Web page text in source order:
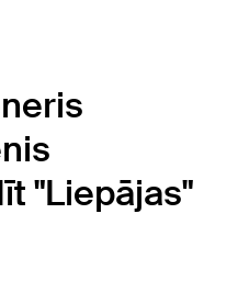
"Liepājas"